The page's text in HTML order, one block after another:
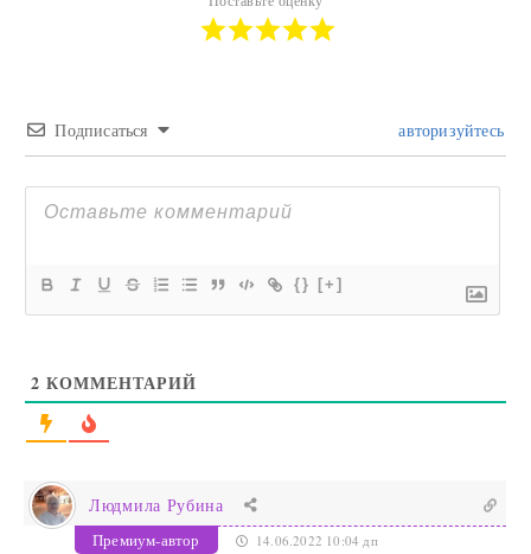
Подписаться авторизуйтесь
{} [+]
2 КОММЕНТАРИЙ
Людмила Рубина
Премиум-автор 14.06.2022 10:04 дп